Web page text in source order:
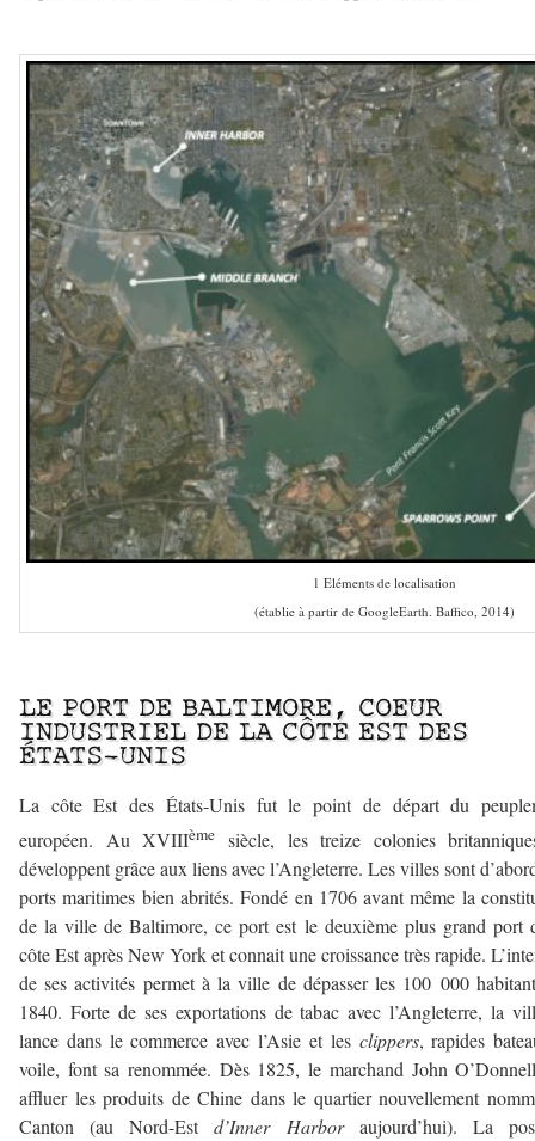
1 Eléments de localisation
(établie à partir de GoogleEarth. Baffico, 2014)
LE PORT DE BALTIMORE, COEUR
INDUSTRIEL DE LA CÔTE EST DES
ÉTATS-UNIS
La côte Est des États-Unis fut le point de départ du
européen. Au XVIIIème siècle, les treize colonies
développent grâce aux liens avec l’Angleterre. Les villes sont
ports maritimes bien abrités. Fondé en 1706 avant même la
de la ville de Baltimore, ce port est le deuxième plus grand port
côte Est après New York et connait une croissance très rapide.
de ses activités permet à la ville de dépasser les 100 000
1840. Forte de ses exportations de tabac avec l’Angleterre, la
lance dans le commerce avec l’Asie et les clippers, rapides
voile, font sa renommée. Dès 1825, le marchand John
affluer les produits de Chine dans le quartier nouvellement
Canton (au Nord-Estd’Inner Harbor aujourd’hui). La